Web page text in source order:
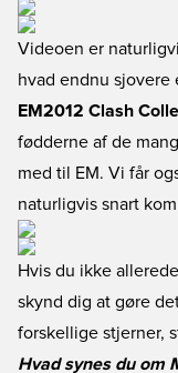
Videoen er
hvad endnu sjovere
EM2012 Clash
fødderne af de
med til EM. Vi får
naturligvis snart
Hvis du ikke
skynd dig at gøre
forskellige stjerner,
Hvad synes du om